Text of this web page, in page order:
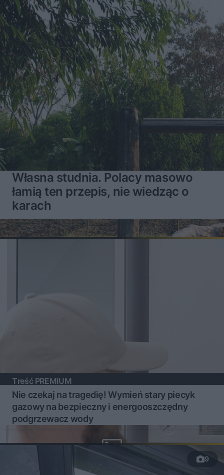
Własna studnia. Polacy masowo
łamią ten przepis, nie wiedząc o
karach
Treść PREMIUM
Nie czekaj na tragedię! Wymień stary piecyk
gazowy na bezpieczny i energooszczędny
podgrzewacz wody
9